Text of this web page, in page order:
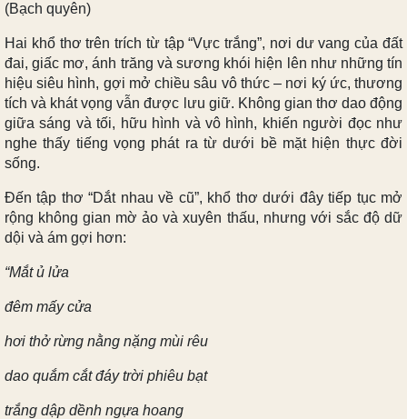
(Bạch quyên)
Hai khổ thơ trên trích từ tập “Vực trắng”, nơi dư vang của đất
đai, giấc mơ, ánh trăng và sương khói hiện lên như những tín
hiệu siêu hình, gợi mở chiều sâu vô thức – nơi ký ức, thương
tích và khát vọng vẫn được lưu giữ. Không gian thơ dao động
giữa sáng và tối, hữu hình và vô hình, khiến người đọc như
nghe thấy tiếng vọng phát ra từ dưới bề mặt hiện thực đời
sống.
Đến tập thơ “Dắt nhau về cũ”, khổ thơ dưới đây tiếp tục mở
rộng không gian mờ ảo và xuyên thấu, nhưng với sắc độ dữ
dội và ám gợi hơn:
“Mắt ủ lửa
đêm mấy cửa
hơi thở rừng nằng nặng mùi rêu
dao quắm cắt đáy trời phiêu bạt
trắng dập dềnh ngựa hoang